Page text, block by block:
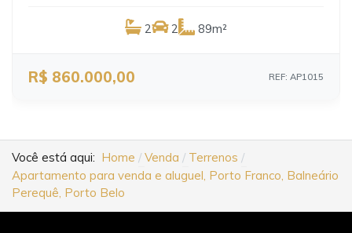
2 2 89m²
R$ 860.000,00 REF: AP1015
Você está aqui: Home Venda
Terrenos
Apartamento para venda e aluguel, Porto Franco, Balneário
Perequê, Porto Belo